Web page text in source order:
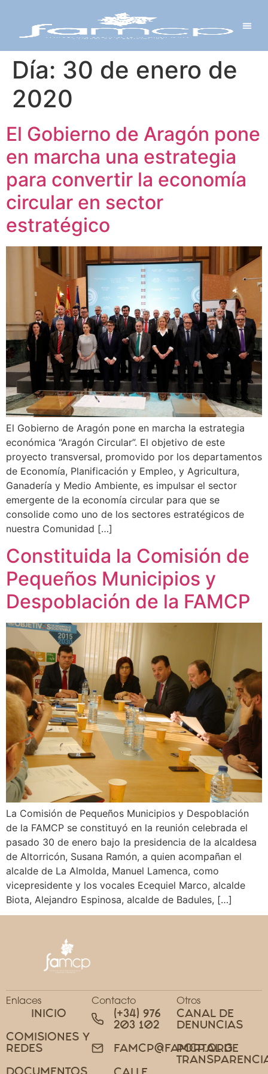
Día: 30 de enero de
2020
El Gobierno de Aragón pone
en marcha una estrategia
para convertir la economía
circular en sector
estratégico
El Gobierno de Aragón pone en marcha la estrategia
económica “Aragón Circular”. El objetivo de este
proyecto transversal, promovido por los departamentos
de Economía, Planificación y Empleo, y Agricultura,
Ganadería y Medio Ambiente, es impulsar el sector
emergente de la economía circular para que se
consolide como uno de los sectores estratégicos de
nuestra Comunidad […]
Constituida la Comisión de
Pequeños Municipios y
Despoblación de la FAMCP
La Comisión de Pequeños Municipios y Despoblación
de la FAMCP se constituyó en la reunión celebrada el
pasado 30 de enero bajo la presidencia de la alcaldesa
de Altorricón, Susana Ramón, a quien acompañan el
alcalde de La Almolda, Manuel Lamenca, como
vicepresidente y los vocales Ecequiel Marco, alcalde
Biota, Alejandro Espinosa, alcalde de Badules, […]
Enlaces
INICIO
COMISIONES Y
REDES
Contacto
(+34) 976
203 102
FAMCP@FAMCP.ORG
Otros
CANAL DE
DENUNCIAS
PORTAL DE